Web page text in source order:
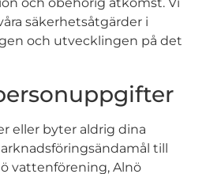
och obehörig åtkomst. Vi
säkerhetsåtgärder i
och utvecklingen på det
eller byter aldrig dina
till
vattenförening, Alnö